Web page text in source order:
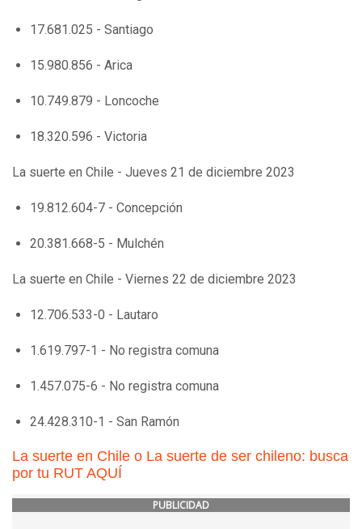
17.681.025 - Santiago
15.980.856 - Arica
10.749.879 - Loncoche
18.320.596 - Victoria
La suerte en Chile - Jueves 21 de diciembre 2023
19.812.604-7 - Concepción
20.381.668-5 - Mulchén
La suerte en Chile - Viernes 22 de diciembre 2023
12.706.533-0 - Lautaro
1.619.797-1 - No registra comuna
1.457.075-6 - No registra comuna
24.428.310-1 - San Ramón
La suerte en Chile o La suerte de ser chileno: busca
por tu RUT AQUÍ
PUBLICIDAD